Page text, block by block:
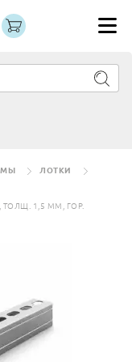
ЛОТКИ
1,5 ММ, ГОР.